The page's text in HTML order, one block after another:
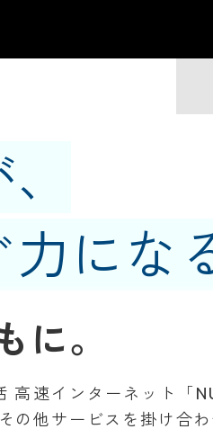
にな
に。
高速インターネット「
の他サービスを掛け合わ